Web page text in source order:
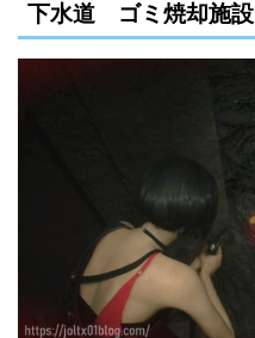
下水道 ゴミ焼却施設